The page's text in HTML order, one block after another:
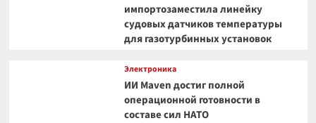
импортозаместила линейку
судовых датчиков температуры
для газотурбинных установок
Электроника
ИИ Maven достиг полной
операционной готовности в
составе сил НАТО